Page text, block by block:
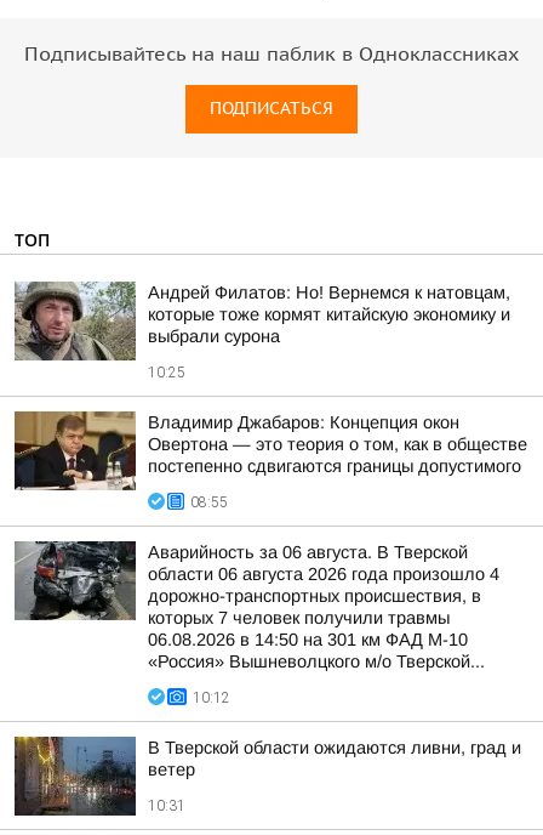
Подписывайтесь на наш паблик в Одноклассниках
ПОДПИСАТЬСЯ
ТОП
Андрей Филатов: Но! Вернемся к натовцам,
которые тоже кормят китайскую экономику и
выбрали сурона
10:25
Владимир Джабаров: Концепция окон
Овертона — это теория о том, как в обществе
постепенно сдвигаются границы допустимого
08:55
Аварийность за 06 августа. В Тверской
области 06 августа 2026 года произошло 4
дорожно-транспортных происшествия, в
которых 7 человек получили травмы
06.08.2026 в 14:50 на 301 км ФАД М-10
«Россия» Вышневолцкого м/о Тверской...
10:12
В Тверской области ожидаются ливни, град и
ветер
10:31